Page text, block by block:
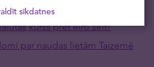
kurss pret eiro šeit!
par naudas lietām Taizemē
sīkdatnes